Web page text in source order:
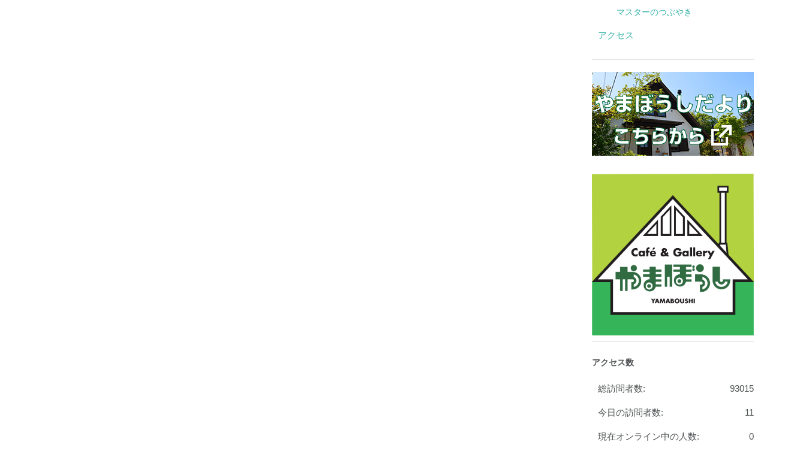
マスターのつぶやき
アクセス
アクセス数
93015
総訪問者数:
11
今日の訪問者数:
0
現在オンライン中の人数: